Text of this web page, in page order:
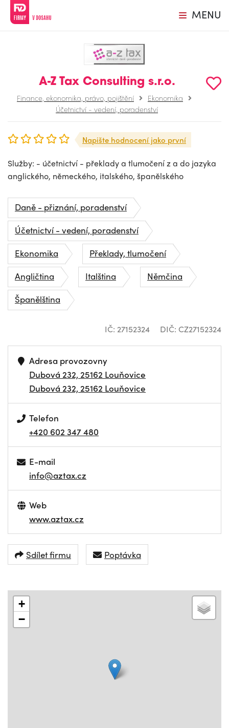
MENU
A-Z Tax Consulting s.r.o.
Finance, ekonomika, právo, pojištění
Ekonomika
Účetnictví - vedení, poradenství
Napište hodnocení jako první
Služby: - účetnictví - překlady a tlumočení z a do jazyka
anglického, německého, italského, španělského
Daně - přiznání, poradenství
Účetnictví - vedení, poradenství
Ekonomika
Překlady, tlumočení
Angličtina
Italština
Němčina
Španělština
IČ: 27152324 DIČ: CZ27152324
Adresa provozovny
Dubová 232, 25162 Louňovice
Dubová 232, 25162 Louňovice
Telefon
+420 602 347 480
E-mail
info@aztax.cz
Web
www.aztax.cz
Sdílet firmu Poptávka
+
−